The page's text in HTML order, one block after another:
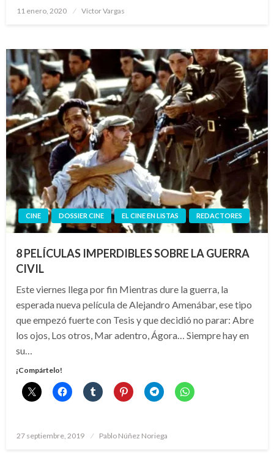
Publicado
11 enero, 2020 Víctor Vargas
CINE DOSSIER CINE EL CINE EN LISTAS REDACTORES
8 PELÍCULAS IMPERDIBLES SOBRE LA GUERRA
CIVIL
Este viernes llega por fin Mientras dure la guerra, la
esperada nueva película de Alejandro Amenábar, ese tipo
que empezó fuerte con Tesis y que decidió no parar: Abre
los ojos, Los otros, Mar adentro, Ágora… Siempre hay en
su…
¡Compártelo!
Publicado
27 septiembre, 2019 Pablo Núñez Noriega